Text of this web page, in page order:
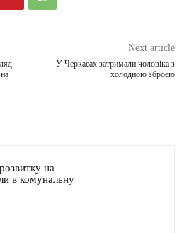
Next article
У Черкасах затримали чоловіка з
холодною зброєю
на
в комунальну